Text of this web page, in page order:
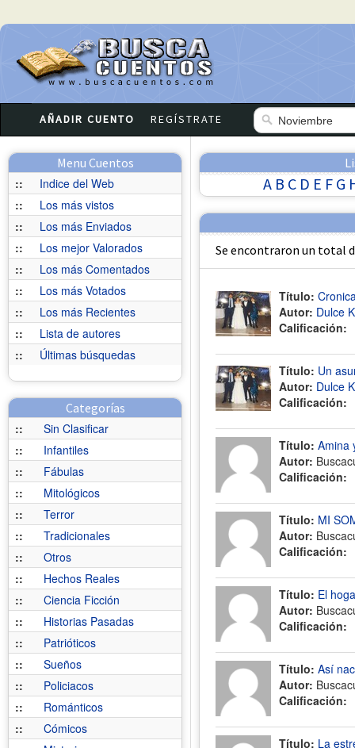
AÑADIR CUENTO REGÍSTRATE
Menu Cuentos
::
Indice del Web
::
Los más vistos
::
Los más Enviados
::
Los mejor Valorados
::
Los más Comentados
::
Los más Votados
::
Los más Recientes
::
Lista de autores
::
Últimas búsquedas
Categorías
::
Sin Clasificar
::
Infantiles
::
Fábulas
::
Mitológicos
::
Terror
::
Tradicionales
::
Otros
::
Hechos Reales
::
Ciencia Ficción
::
Historias Pasadas
::
Patrióticos
::
Sueños
::
Policiacos
::
Románticos
::
Cómicos
A B C D E F G
Se encontraron un total
Título:
Autor: Dulce
Calificación:
Título: Un
Autor: Dulce
Calificación:
Título: Amina
Autor:
Calificación:
Título: MI
Autor:
Calificación:
Título: El
Autor:
Calificación:
Título: Así
Autor:
Calificación:
Título: La